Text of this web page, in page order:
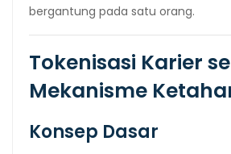
bergantung pada satu orang.
Tokenisasi Karier
Mekanisme
Konsep Dasar